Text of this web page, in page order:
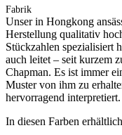
Fabrik
Unser in Hongkong
Herstellung qualitativ
Stückzahlen spezialisiert
auch leitet – seit kurzem
Chapman. Es ist immer
Muster von ihm zu
hervorragend interpretiert.
In diesen Farben erhältlich